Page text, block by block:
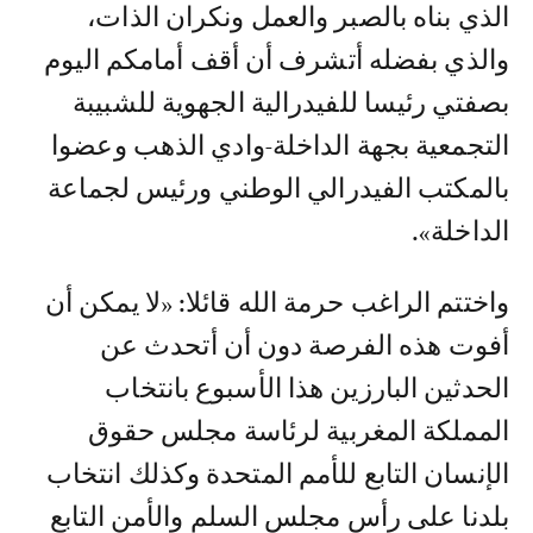
الذي بناه بالصبر والعمل ونكران الذات،
والذي بفضله أتشرف أن أقف أمامكم اليوم
بصفتي رئيسا للفيدرالية الجهوية للشبيبة
التجمعية بجهة الداخلة-وادي الذهب وعضوا
بالمكتب الفيدرالي الوطني ورئيس لجماعة
الداخلة».
واختتم الراغب حرمة الله قائلا: «لا يمكن أن
أفوت هذه الفرصة دون أن أتحدث عن
الحدثين البارزين هذا الأسبوع بانتخاب
المملكة المغربية لرئاسة مجلس حقوق
الإنسان التابع للأمم المتحدة وكذلك انتخاب
بلدنا على رأس مجلس السلم والأمن التابع